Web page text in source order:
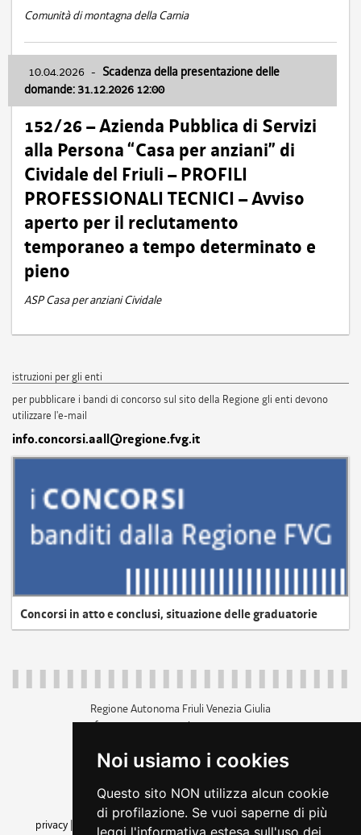
Noi usiamo i cookies
Questo sito NON utilizza alcun cookie
di profilazione. Se vuoi saperne di più
leggi l'informativa estesa sull'uso dei
Comunità di montagna della Carnia
10.04.2026 - Scadenza della presentazione delle
domande: 31.12.2026 12:00
152/26 – Azienda Pubblica di Servizi
alla Persona “Casa per anziani” di
Cividale del Friuli – PROFILI
PROFESSIONALI TECNICI – Avviso
aperto per il reclutamento
temporaneo a tempo determinato e
pieno
ASP Casa per anziani Cividale
istruzioni per gli enti
per pubblicare i bandi di concorso sul sito della Regione gli enti devono
utilizzare l'e-mail
info.concorsi.aall@regione.fvg.it
Concorsi in atto e conclusi, situazione delle graduatorie
Regione Autonoma Friuli Venezia Giulia
c.f. 80014930327; p.iva 00526040324
+39 040 3771111
amministrazione trasparente
privacy
cookie |note legali accessibilità
dichiarazione di